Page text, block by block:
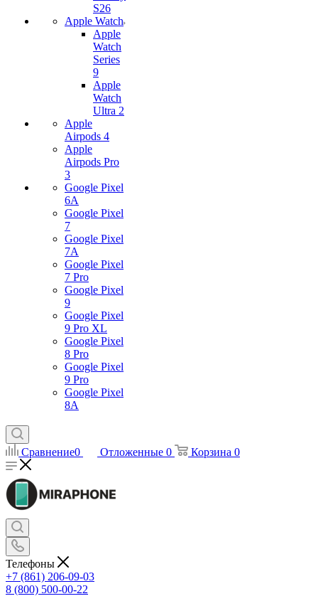
S26
Apple Watch
Apple
Watch
Series
9
Apple
Watch
Ultra 2
Apple
Airpods 4
Apple
Airpods Pro
3
Google Pixel
6A
Google Pixel
7
Google Pixel
7А
Google Pixel
7 Pro
Google Pixel
9
Google Pixel
9 Pro XL
Google Pixel
8 Pro
Google Pixel
9 Pro
Google Pixel
8A
Сравнение0 Отложенные 0 Корзина 0
Телефоны
+7 (861) 206-09-03
8 (800) 500-00-22